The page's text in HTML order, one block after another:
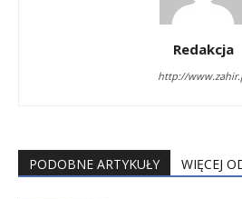
Redakcja
http://
PODOBNE ARTYKUŁY WIĘCEJ